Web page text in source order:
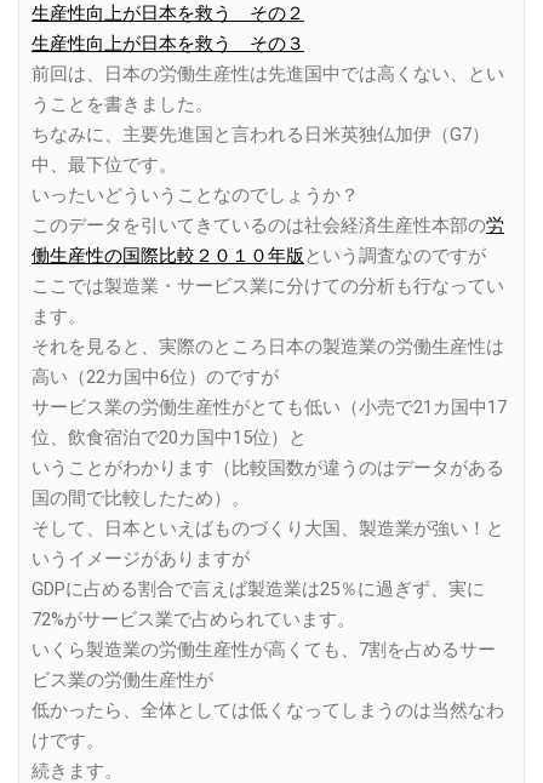
生産性向上が日本を救う その２
生産性向上が日本を救う その３
前回は、日本の労働生産性は先進国中では高くない、とい
うことを書きました。
ちなみに、主要先進国と言われる日米英独仏加伊（G7）
中、最下位です。
いったいどういうことなのでしょうか？
このデータを引いてきているのは社会経済生産性本部の労
働生産性の国際比較２０１０年版という調査なのですが
ここでは製造業・サービス業に分けての分析も行なってい
ます。
それを見ると、実際のところ日本の製造業の労働生産性は
高い（22カ国中6位）のですが
サービス業の労働生産性がとても低い（小売で21カ国中17
位、飲食宿泊で20カ国中15位）と
いうことがわかります（比較国数が違うのはデータがある
国の間で比較したため）。
そして、日本といえばものづくり大国、製造業が強い！と
いうイメージがありますが
GDPに占める割合で言えば製造業は25％に過ぎず、実に
72%がサービス業で占められています。
いくら製造業の労働生産性が高くても、7割を占めるサー
ビス業の労働生産性が
低かったら、全体としては低くなってしまうのは当然なわ
けです。
続きます。